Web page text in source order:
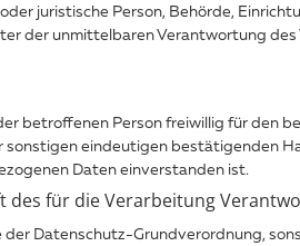
juristische Person, Behörde,
der unmittelbaren Verantwortung
betroffenen Person freiwillig für den
sonstigen eindeutigen bestätigenden
Daten einverstanden ist.
des für die Verarbeitung
der Datenschutz-Grundverordnung,